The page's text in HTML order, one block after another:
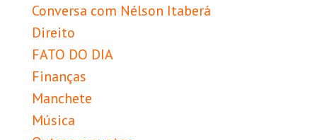
Conversa com Nélson Itaberá
Direito
FATO DO DIA
Finanças
Manchete
Música